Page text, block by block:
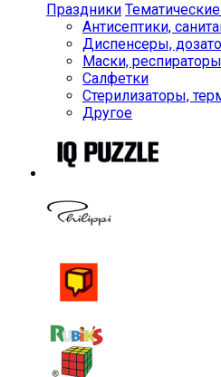
Праздники
Антисептики,
Диспенсеры,
Маски, респираторы
Салфетки
Стерилизаторы,
Другое